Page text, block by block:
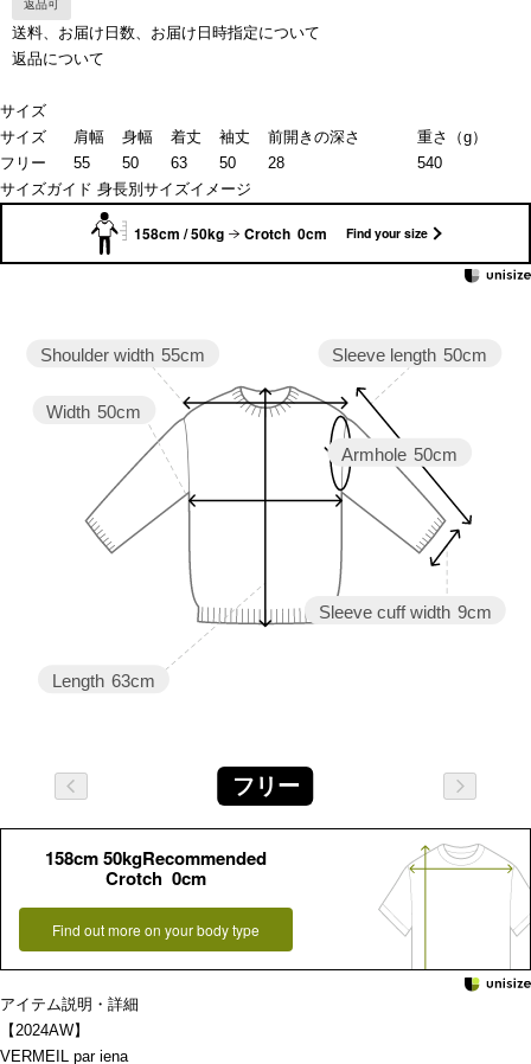
返品可
送料、お届け日数、お届け日時指定について
返品について
サイズ
サイズ
肩幅 身幅 着丈 袖丈 前開きの深さ
重さ（g）
フリー
55 50 63 50 28
540
サイズガイド 身長別サイズイメージ
158cm / 50kg Crotch 0cm Find your size
Sleeve cuff width 9cm
Sleeve length 50cm
Armhole 50cm
Length 63cm
Width 50cm
Shoulder width 55cm
フリー
158cm 50kgRecommended
Crotch 0cm
Find out more on your body type
アイテム説明・詳細
【2024AW】
VERMEIL par iena